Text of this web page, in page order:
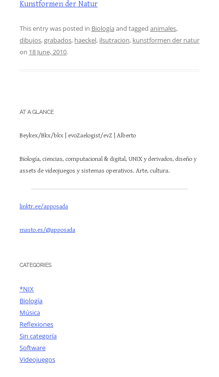
Kunstformen der Natur
This entry was posted in Biología and tagged animales,
dibujos,grabados, haeckel, ilsutracion, kunstformen der natur
on 18 June, 2010.
AT A GLANCE
Beykex/Bkx/bkx | evoZaelogist/evZ | Alberto
Biología, ciencias, computacional & digital, UNIX y derivados, diseño y
assets de videojuegos y sistemas operativos. Arte, cultura.
linktr.ee/apposada
masto.es/@apposada
CATEGORIES
*NIX
Biología
Música
Reflexiones
Sin categoría
Software
Videojuegos